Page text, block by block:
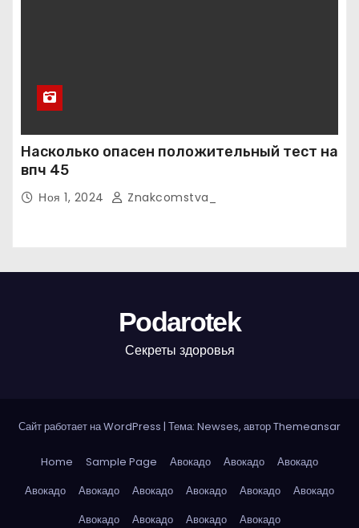
Насколько опасен положительный тест на
впч 45
Ноя 1, 2024 Znakcomstva_
Podarotek
Секреты здоровья
Сайт работает на WordPress | Тема: Newses, авторThemeansar
Home Sample Page Авокадо Авокадо
Авокадо
Авокадо
Авокадо Авокадо Авокадо Авокадо
Авокадо
Авокадо
Авокадо Авокадо
Авокадо